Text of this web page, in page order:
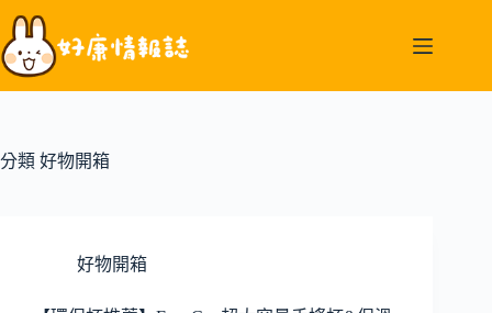
跳
至
主
要
分類 好物開箱
好物開箱